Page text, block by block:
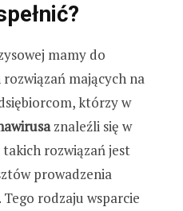
mamy do
mających na
którzy w
znaleźli się w
rozwiązań jest
prowadzenia
rodzaju wsparcie